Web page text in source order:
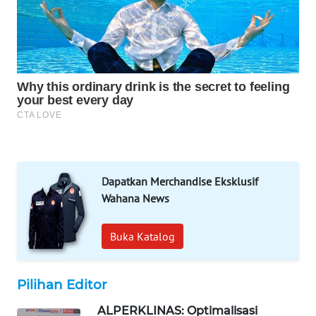
Dapatkan Merchandise Eksklusif
Wahana News
Buka Katalog
Pilihan Editor
ALPERKLINAS: Optimalisasi
WAHANA
PERSONA
WAHANA
OTOMOTIF
WAHANA
DESA
WISATA
LAPAK
Wahana